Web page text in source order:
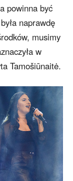
powinna być
naprawdę
musimy
w
Tamošiūnaitė.